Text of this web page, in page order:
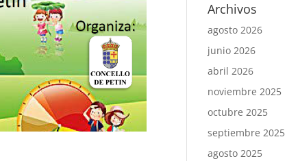
Archivos
agosto 2026
junio 2026
abril 2026
noviembre 2025
octubre 2025
septiembre 2025
agosto 2025